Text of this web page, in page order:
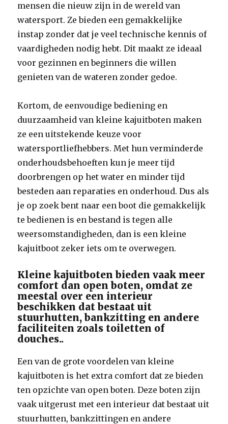
mensen die nieuw zijn in de wereld van
watersport. Ze bieden een gemakkelijke
instap zonder dat je veel technische kennis of
vaardigheden nodig hebt. Dit maakt ze ideaal
voor gezinnen en beginners die willen
genieten van de wateren zonder gedoe.
Kortom, de eenvoudige bediening en
duurzaamheid van kleine kajuitboten maken
ze een uitstekende keuze voor
watersportliefhebbers. Met hun verminderde
onderhoudsbehoeften kun je meer tijd
doorbrengen op het water en minder tijd
besteden aan reparaties en onderhoud. Dus als
je op zoek bent naar een boot die gemakkelijk
te bedienen is en bestand is tegen alle
weersomstandigheden, dan is een kleine
kajuitboot zeker iets om te overwegen.
Kleine kajuitboten bieden vaak meer
comfort dan open boten, omdat ze
meestal over een interieur
beschikken dat bestaat uit
stuurhutten, bankzitting en andere
faciliteiten zoals toiletten of
douches..
Een van de grote voordelen van kleine
kajuitboten is het extra comfort dat ze bieden
ten opzichte van open boten. Deze boten zijn
vaak uitgerust met een interieur dat bestaat uit
stuurhutten, bankzittingen en andere